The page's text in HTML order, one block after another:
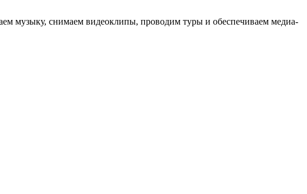
музыку, снимаем видеоклипы, проводим туры и обеспечиваем медиа-